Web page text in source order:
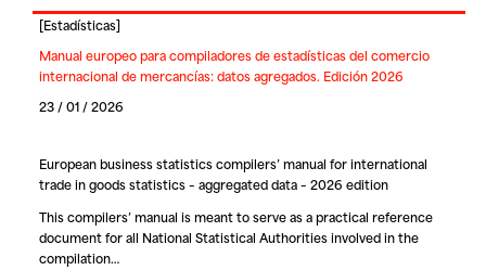
[Estadísticas]
Manual europeo para compiladores de estadísticas del comercio
internacional de mercancías: datos agregados. Edición 2026
23 / 01 / 2026
European business statistics compilers’ manual for international
trade in goods statistics – aggregated data – 2026 edition
This compilers’ manual is meant to serve as a practical reference
document for all National Statistical Authorities involved in the
compilation…